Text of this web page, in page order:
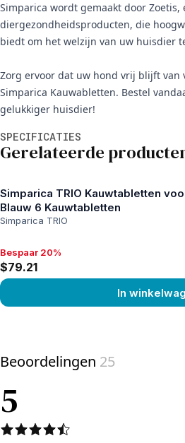
Simparica wordt gemaakt door
diergezondheidsproducten, die
biedt om het welzijn van uw huisdier
Zorg ervoor dat uw hond vrij blijft van
Simparica Kauwabletten. Bestel
gelukkiger huisdier!
SPECIFICATIES
Gerelateerde
Simparica TRIO Kauwtabletten
Blauw 6 Kauwtabletten
Simparica TRIO
Bespaar 20%, $79.21
Bespaar 20%
$79.21
In
Beoordelingen 25
5